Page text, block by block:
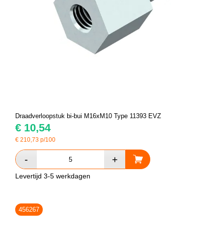
Draadverloopstuk bi-bui M16xM10 Type 11393 EVZ
€ 10,54
€210,73 p/100
Levertijd 3-5 werkdagen
456267